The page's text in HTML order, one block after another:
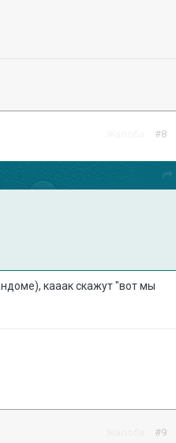
#8
кааак скажут "вот мы
#9